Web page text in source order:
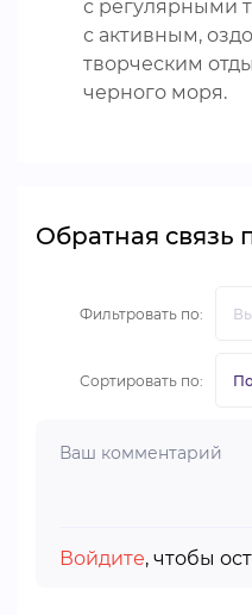
с регулярными
с активным,
творческим
черного моря.
Обратная связь
Фильтровать по:
Сортировать по:
Войдите, чтобы